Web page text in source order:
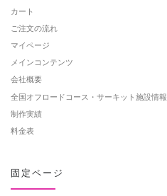
カート
ご注文の流れ
マイページ
メインコンテンツ
会社概要
全国オフロードコース・サーキット施設情報
制作実績
料金表
固定ページ